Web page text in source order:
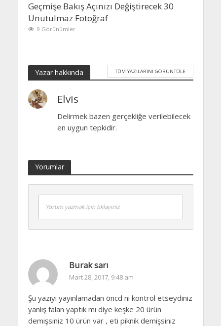
Geçmişe Bakış Açınızı Değiştirecek 30
Unutulmaz Fotoğraf
9 Görünümler
Yazar hakkında TÜM YAZILARINI GÖRÜNTÜLE
Elvis
Delirmek bazen gerçekliğe verilebilecek
en uygun tepkidir.
Yorumlar
Yorum yazmak için tıklayınız
Burak sarı
Mart 28, 2017, 9:48 am
Şu yazıyı yayınlamadan öncd ni kontrol etseydiniz
yanlış falan yaptık mı diye keşke 20 ürün
demişsiniz 10 ürün var , eti piknik demişsiniz